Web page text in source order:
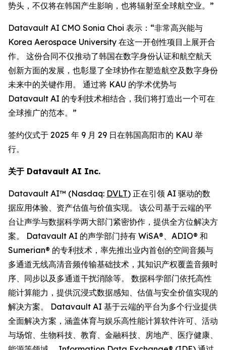
势头，不仅将在韩国产生影响，也将辐射至全球航空业。”
Datavault AI CMO Sonia Choi 表示：“非常高兴能与
Korea Aerospace University 在这一开创性项目上展开合
作。 这份合同不仅推动了韩国在数字身份认证和航空航天
创新方面的发展，也彰显了全球协作在塑造航空及数字身份
未来中的关键作用。 通过将 KAU 的学术优势与
Datavault AI 的专利技术相结合，我们将打造出一个可在
全球推广的范本。”
签约仪式于 2025 年 9 月 29 日在韩国高阳市的 KAU 举
行。
关于 Datavault AI Inc.
Datavault AI™ (Nasdaq: DVLT) 正在引领 AI 驱动的数
据应用体验、资产估值与价值实现。 该公司基于云端的平
台让声学与数据科学两大部门紧密协作，提供全方位解决方
案。 Datavault AI 的声学部门持有 WiSA®、ADIO® 和
Sumerian® 的专利技术，率先推出业内首创的空间音频与
多通道无线高清音频传输基础技术，其知识产权覆盖音频时
序、同步以及多通道干扰消除等。 数据科学部门依托高性
能计算能力，提供沉浸式数据感知、估值与安全价值实现的
解决方案。 Datavault AI 基于云端的平台为多个行业提供
全面解决方案，涵盖体育与娱乐高性能计算软件许可、活动
与场馆、生物科技、教育、金融科技、房地产、医疗健康、